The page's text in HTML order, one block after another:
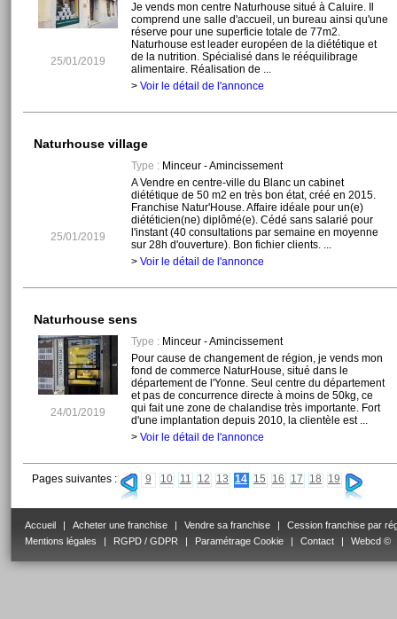
25/01/2019
Je vends mon centre Naturhouse situé à Caluire. Il
comprend une salle d'accueil, un bureau ainsi qu'une
réserve pour une superficie totale de 77m2.
Naturhouse est leader européen de la diététique et
de la nutrition. Spécialisé dans le rééquilibrage
alimentaire. Réalisation de ...
> Voir le détail de l'annonce
Naturhouse village
25/01/2019
Type :Minceur - Amincissement
A Vendre en centre-ville du Blanc un cabinet
diététique de 50 m2 en très bon état, créé en 2015.
Franchise Natur'House. Affaire idéale pour un(e)
diététicien(ne) diplômé(e). Cédé sans salarié pour
l'instant (40 consultations par semaine en moyenne
sur 28h d'ouverture). Bon fichier clients. ...
> Voir le détail de l'annonce
Naturhouse sens
24/01/2019
Type :Minceur - Amincissement
Pour cause de changement de région, je vends mon
fond de commerce NaturHouse, situé dans le
département de l'Yonne. Seul centre du département
et pas de concurrence directe à moins de 50kg, ce
qui fait une zone de chalandise très importante. Fort
d'une implantation depuis 2010, la clientèle est ...
> Voir le détail de l'annonce
Pages suivantes : 9 10 11 12 13 14 15 16 17 18 19
Accueil Acheter une franchise Vendre sa franchise
Cession franchise par
Mentions légales
RGPD / GDPR Paramétrage Cookie Contact Webcd ©